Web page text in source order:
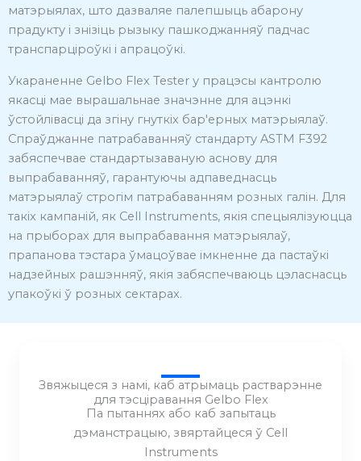
матэрыялах, што дазваляе палепшыць абарону
прадукту і знізіць рызыку пашкоджанняў падчас
транспарціроўкі і апрацоўкі.
Укараненне Gelbo Flex Tester у працэсы кантролю
якасці мае вырашальнае значэнне для ацэнкі
ўстойлівасці да згіну гнуткіх бар'ерных матэрыялаў.
Спраўджанне патрабаванняў стандарту ASTM F392
забяспечвае стандартызаваную аснову для
выпрабаванняў, гарантуючы адпаведнасць
матэрыялаў строгім патрабаванням розных галін. Для
такіх кампаній, як Cell Instruments, якія спецыялізуюцца
на прыборах для выпрабавання матэрыялаў,
прапанова тэстара ўмацоўвае імкненне да пастаўкі
надзейных рашэнняў, якія забяспечваюць цэласнасць
упакоўкі ў розных сектарах.
Звяжыцеся з намі, каб атрымаць растварэнне
для тэсціравання Gelbo Flex
Па пытаннях або каб запытаць
дэманстрацыю, звяртайцеся ў Cell
Instruments